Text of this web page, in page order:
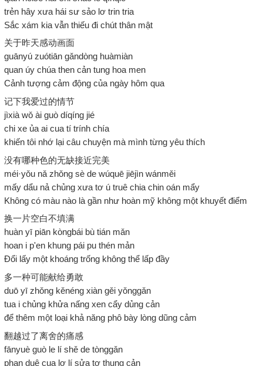
trẻn hây xưa hái sư sảo lơ trin tria
Sắc xám kia vẫn thiếu đi chút thân mật
关于昨天感动画面
guānyú zuótiān gǎndòng huàmiàn
quan úy chúa then cản tung hoa men
Cảnh tượng cảm động của ngày hôm qua
记下我爱过的情节
jìxià wǒ ài guò díqíng jié
chi xe ủa ai cua tí trính chía
khiến tôi nhớ lại câu chuyện mà mình từng yêu thích
没有哪种色的无缺接近完美
méi·yǒu nǎ zhǒng sè de wúquē jiējìn wánměi
mấy dẩu nả chủng xưa tơ ú truê chia chin oán mẩy
Không có màu nào là gần như hoàn mỹ không một khuyết điểm
换一片空白不填满
huàn yī piān kòngbái bù tián mǎn
hoan i p'en khung pái pu thén mản
Đổi lấy một khoáng trống không thể lấp đầy
多一种可能献给勇敢
duō yī zhǒng kěnéng xiàn gěi yǒnggǎn
tua i chủng khửa nấng xen cẩy dủng cản
để thêm một loại khả năng phô bày lòng dũng cảm
翻越过了离舍的痛感
fānyuè guò le lí shě de tònggǎn
phan duê cua lơ lí sửa tơ thung cản